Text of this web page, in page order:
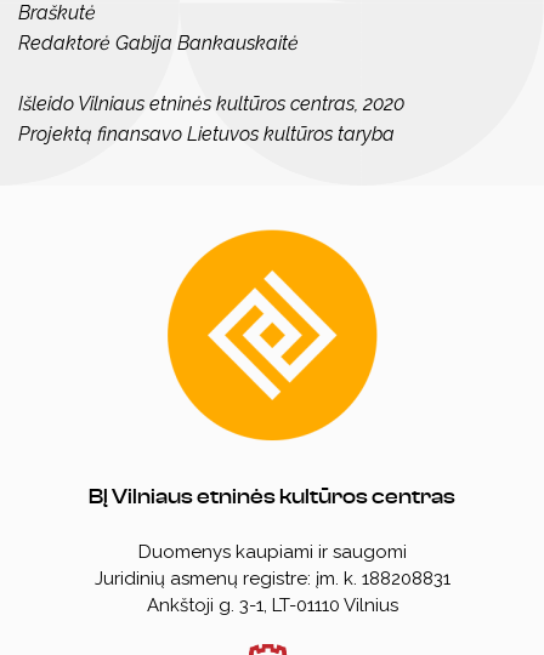
Braškutė
Redaktorė Gabija Bankauskaitė
Išleido Vilniaus etninės kultūros centras, 2020
Projektą finansavo Lietuvos kultūros taryba
BĮ Vilniaus etninės kultūros centras
Duomenys kaupiami ir saugomi
Juridinių asmenų registre: įm. k. 188208831
Ankštoji g. 3-1, LT-01110 Vilnius